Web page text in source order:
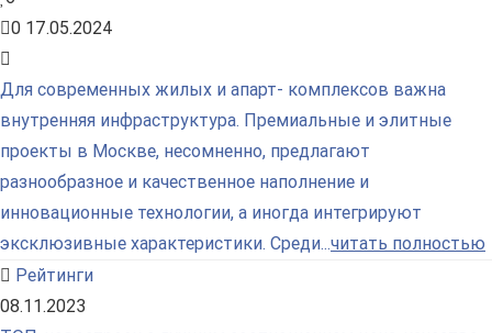
0 17.05.2024
Для современных жилых и апарт- комплексов важна
внутренняя инфраструктура. Премиальные и элитные
проекты в Москве, несомненно, предлагают
разнообразное и качественное наполнение и
инновационные технологии, а иногда интегрируют
эксклюзивные характеристики. Среди...читать полностью
Рейтинги
08.11.2023